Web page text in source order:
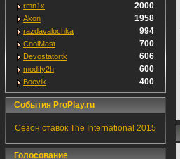
rmn1x 2000
Akon 1958
razdavalochka 994
CoolMast 700
Devostatortk 606
modify2h 600
Boevik 400
События ProPlay.ru
Сезон ставок The International 2015
Голосование